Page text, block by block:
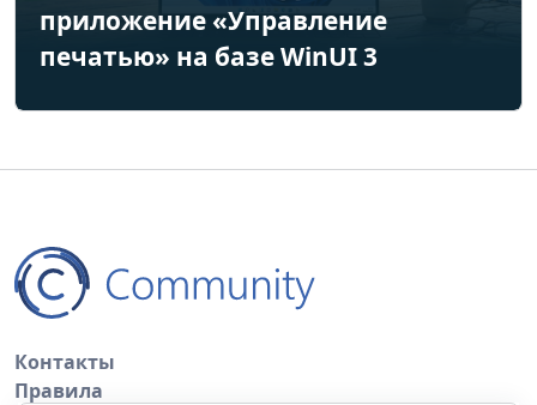
приложение «Управление
печатью» на базе WinUI 3
Контакты
Правила